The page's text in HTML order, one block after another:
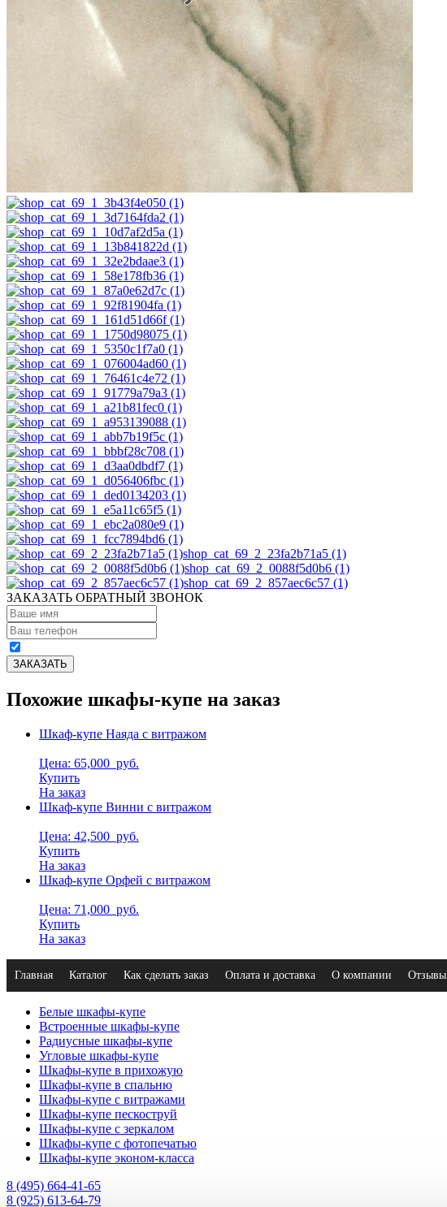
shop_cat_69_2_23fa2b71a5 (1)
shop_cat_69_2_0088f5d0b6 (1)
shop_cat_69_2_857aec6c57 (1)
ЗАКАЗАТЬ ОБРАТНЫЙ ЗВОНОК
Похожие шкафы-купе на заказ
Шкаф-купе Наяда с витражом
Цена: 65,000 руб.
Купить
На заказ
Шкаф-купе Винни с витражом
Цена: 42,500 руб.
Купить
На заказ
Шкаф-купе Орфей с витражом
Цена: 71,000 руб.
Купить
На заказ
Главная Каталог Как сделать заказ Оплата и доставка О компании Отзывы
Белые шкафы-купе
Встроенные шкафы-купе
Радиусные шкафы-купе
Угловые шкафы-купе
Шкафы-купе в прихожую
Шкафы-купе в спальню
Шкафы-купе с витражами
Шкафы-купе пескоструй
Шкафы-купе с зеркалом
Шкафы-купе с фотопечатью
Шкафы-купе эконом-класса
8 (495) 664-41-65
8 (925) 613-64-79